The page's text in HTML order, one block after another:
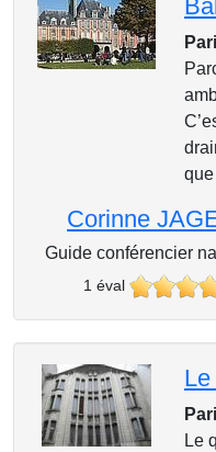
que
Corinne
Guide conférencier
1 éval
Le